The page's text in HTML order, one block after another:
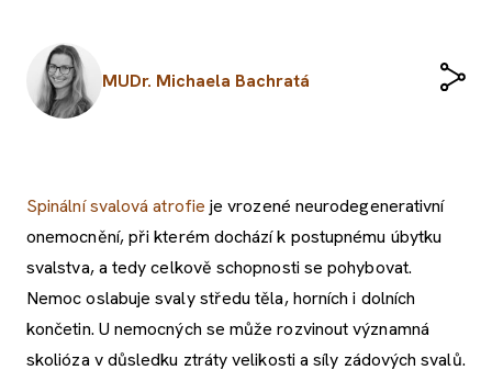
MUDr. Michaela Bachratá
Spinální svalová atrofie je vrozené neurodegenerativní
onemocnění, při kterém dochází k postupnému úbytku
svalstva, a tedy celkově schopnosti se pohybovat.
Nemoc oslabuje svaly středu těla, horních i dolních
končetin. U nemocných se může rozvinout významná
skolióza v důsledku ztráty velikosti a síly zádových svalů.